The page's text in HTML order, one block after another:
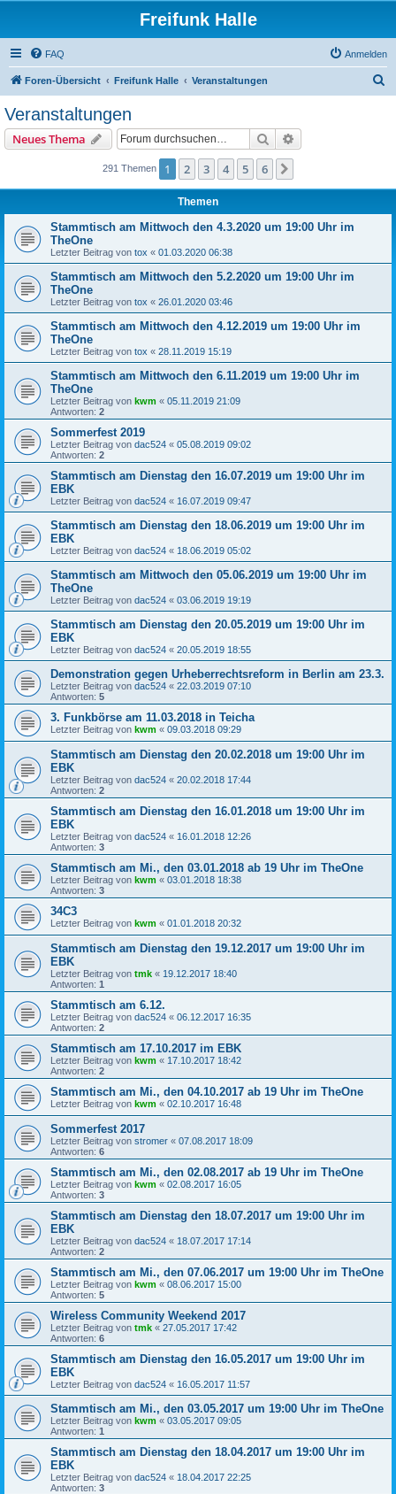
Freifunk Halle
FAQ Anmelden
Foren-Übersicht Freifunk Halle Veranstaltungen
Veranstaltungen
Neues Thema Suche
291 Themen 1 2 3 4 5 6
Themen
Stammtisch am Mittwoch den 4.3.2020 um 19:00 Uhr im
TheOne
Letzter Beitrag von tox « 01.03.2020 06:38
Stammtisch am Mittwoch den 5.2.2020 um 19:00 Uhr im
TheOne
Letzter Beitrag von tox « 26.01.2020 03:46
Stammtisch am Mittwoch den 4.12.2019 um 19:00 Uhr im
TheOne
Letzter Beitrag von tox « 28.11.2019 15:19
Stammtisch am Mittwoch den 6.11.2019 um 19:00 Uhr im
TheOne
Letzter Beitrag von kwm « 05.11.2019 21:09
Antworten: 2
Sommerfest 2019
Letzter Beitrag von dac524 « 05.08.2019 09:02
Antworten: 2
Stammtisch am Dienstag den 16.07.2019 um 19:00 Uhr im
EBK
Letzter Beitrag von dac524 « 16.07.2019 09:47
Stammtisch am Dienstag den 18.06.2019 um 19:00 Uhr im
EBK
Letzter Beitrag von dac524 « 18.06.2019 05:02
Stammtisch am Mittwoch den 05.06.2019 um 19:00 Uhr im
TheOne
Letzter Beitrag von dac524 « 03.06.2019 19:19
Stammtisch am Dienstag den 20.05.2019 um 19:00 Uhr im
EBK
Letzter Beitrag von dac524 « 20.05.2019 18:55
Demonstration gegen Urheberrechtsreform in Berlin am 23.3.
Letzter Beitrag von dac524 « 22.03.2019 07:10
Antworten: 5
3. Funkbörse am 11.03.2018 in Teicha
Letzter Beitrag von kwm « 09.03.2018 09:29
Stammtisch am Dienstag den 20.02.2018 um 19:00 Uhr im
EBK
Letzter Beitrag von dac524 « 20.02.2018 17:44
Antworten: 2
Stammtisch am Dienstag den 16.01.2018 um 19:00 Uhr im
EBK
Letzter Beitrag von dac524 « 16.01.2018 12:26
Antworten: 3
Stammtisch am Mi., den 03.01.2018 ab 19 Uhr im TheOne
Letzter Beitrag von kwm « 03.01.2018 18:38
Antworten: 3
34C3
Letzter Beitrag von kwm « 01.01.2018 20:32
Stammtisch am Dienstag den 19.12.2017 um 19:00 Uhr im
EBK
Letzter Beitrag von tmk « 19.12.2017 18:40
Antworten: 1
Stammtisch am 6.12.
Letzter Beitrag von dac524 « 06.12.2017 16:35
Antworten: 2
Stammtisch am 17.10.2017 im EBK
Letzter Beitrag von kwm « 17.10.2017 18:42
Antworten: 2
Stammtisch am Mi., den 04.10.2017 ab 19 Uhr im TheOne
Letzter Beitrag von kwm « 02.10.2017 16:48
Sommerfest 2017
Letzter Beitrag von stromer « 07.08.2017 18:09
Antworten: 6
Stammtisch am Mi., den 02.08.2017 ab 19 Uhr im TheOne
Letzter Beitrag von kwm « 02.08.2017 16:05
Antworten: 3
Stammtisch am Dienstag den 18.07.2017 um 19:00 Uhr im
EBK
Letzter Beitrag von dac524 « 18.07.2017 17:14
Antworten: 2
Stammtisch am Mi., den 07.06.2017 um 19:00 Uhr im TheOne
Letzter Beitrag von kwm « 08.06.2017 15:00
Antworten: 5
Wireless Community Weekend 2017
Letzter Beitrag von tmk « 27.05.2017 17:42
Antworten: 6
Stammtisch am Dienstag den 16.05.2017 um 19:00 Uhr im
EBK
Letzter Beitrag von dac524 « 16.05.2017 11:57
Stammtisch am Mi., den 03.05.2017 um 19:00 Uhr im TheOne
Letzter Beitrag von kwm « 03.05.2017 09:05
Antworten: 1
Stammtisch am Dienstag den 18.04.2017 um 19:00 Uhr im
EBK
Letzter Beitrag von dac524 « 18.04.2017 22:25
Antworten: 3